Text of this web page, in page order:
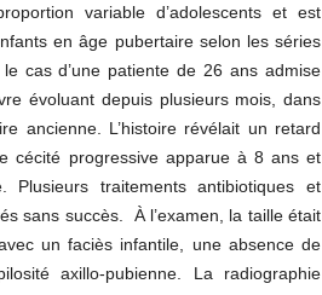
variable d’adolescents et est
en âge pubertaire selon les séries
cas d’une patiente de 26 ans admise
évoluant depuis plusieurs mois, dans
ancienne. L’histoire révélait un retard
cécité progressive apparue à 8 ans et
traitements antibiotiques et
sans succès. À l’examen, la taille était
un faciès infantile, une absence de
axillo-pubienne. La radiographie